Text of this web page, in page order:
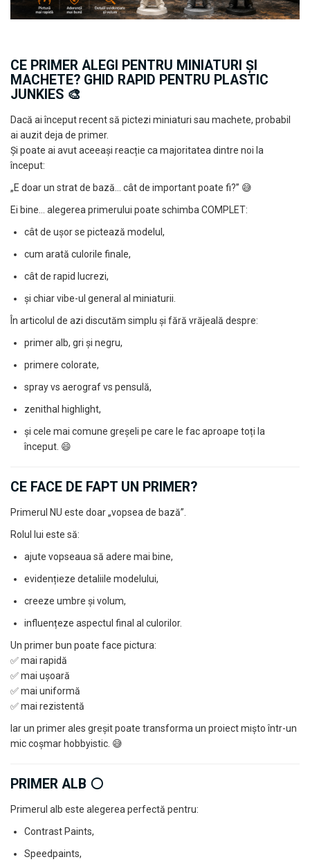
Space / Sci-Fi
Accesorii machete
Tevi metalice
Seturi detaliere rasina
Alte accesorii
Munitii
Seturi Photo Etch
Seturi senile si roti
Decaluri
Accesorii figurine
Gundam & Gunpla
Kituri Complete pentru Începători
Pensule Citadel
Pensule The Army Painter
Pensule Green Stuff World
Aerograf
Accesorii aerograf
Aerografe
Mascare & Sabloane
Compresoare
Masti de protectie
Piese Schimb Aerografe
Shade
Technical Paint
Spray
Citadel Paint Sets
Airbrush Paint
Green Stuff World
Chameleon Paints
Inks
Pigmenti Super Metalici
Fluorescent Paints
Chrome Paints
Pigmenti Glow In The Dark
Flexible Paint
Vopsele Metalice
Markere GSW
Vopsea spray
MRP - MR. PAINT
AERO
Culori auto
Vopsea acrilica Tamiya
Spray Vopsea Tamiya
Hartie Decal
Display case
Pachete scule si materiale
Magneti
Accesorii fotografie
Warhammer Underworlds
Blood Bowl
Warhammer Quest
Warhammer Exclusives & Online
Only
Revista WHITE DWARF
Elemente de teren
Warhammer Battleforces
Warhammer The Horus Heresy
Baze miniaturi & Accesorii
Baze miniaturi
Seturi de zaruri
Trench Crusade
Warhammer The Old World
Figurine Colectionabile
CE PRIMER ALEGI PENTRU MINIATURI ȘI
MACHETE? GHID RAPID PENTRU PLASTIC
JUNKIES 🎨
Dacă ai început recent să pictezi miniaturi sau machete, probabil
ai auzit deja de primer.
Și poate ai avut aceeași reacție ca majoritatea dintre noi la
început:
„E doar un strat de bază… cât de important poate fi?” 😅
Ei bine… alegerea primerului poate schimba COMPLET:
cât de ușor se pictează modelul,
cum arată culorile finale,
cât de rapid lucrezi,
și chiar vibe-ul general al miniaturii.
În articolul de azi discutăm simplu și fără vrăjeală despre:
primer alb, gri și negru,
primere colorate,
spray vs aerograf vs pensulă,
zenithal highlight,
și cele mai comune greșeli pe care le fac aproape toți la
început. 😄
CE FACE DE FAPT UN PRIMER?
Primerul NU este doar „vopsea de bază”.
Rolul lui este să:
ajute vopseaua să adere mai bine,
evidențieze detaliile modelului,
creeze umbre și volum,
influențeze aspectul final al culorilor.
Un primer bun poate face pictura:
✅ mai rapidă
✅ mai ușoară
✅ mai uniformă
✅ mai rezistentă
Iar un primer ales greșit poate transforma un proiect mișto într-un
mic coșmar hobbyistic. 😅
PRIMER ALB ⚪
Primerul alb este alegerea perfectă pentru:
Contrast Paints,
Speedpaints,